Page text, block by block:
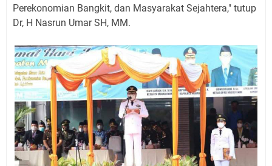
Perekonomian Bangkit, dan Masyarakat Sejahtera," tutup
Dr, H Nasrun Umar SH, MM.